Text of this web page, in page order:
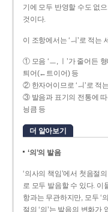
기에 모두 반영할 수도 없으
것이다.
이 조항에서는 ‘ㅢ’로 적는
① 모음 ‘ㅡ, ㅣ’가 줄어든
틔어(←트이어) 등
② 한자어이므로 ‘ㅢ’로 적
③ 발음과 표기의 전통에 따
닁큼 등
더 알아보기
‘의’의 발음
‘의사의 책임’에서 첫음절
로 모두 발음할 수 있다. 이
항과는 무관하지만, 모두 ‘
절의 ‘의’는 발음의 변화가